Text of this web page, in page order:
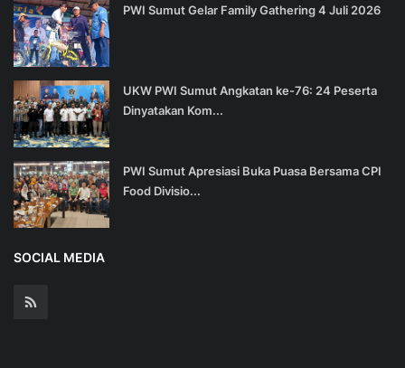
PWI Sumut Gelar Family Gathering 4 Juli 2026
UKW PWI Sumut Angkatan ke-76: 24 Peserta
Dinyatakan Kom...
PWI Sumut Apresiasi Buka Puasa Bersama CPI
Food Divisio...
SOCIAL MEDIA